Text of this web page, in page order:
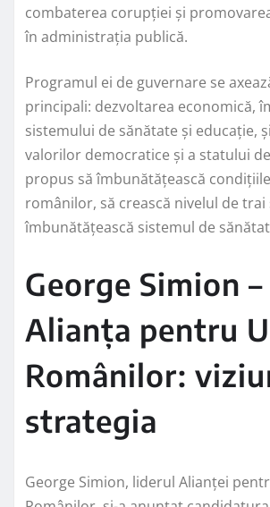
combaterea corupției și
în administrația publică.
Programul ei de guvernare se
principali: dezvoltarea economică,
sistemului de sănătate și educație,
valorilor democratice și a statului
propus să îmbunătățească
românilor, să crească nivelul de trai
îmbunătățească sistemul de
George Simion –
Alianța pentru
Românilor:
strategia
George Simion, liderul Alianței